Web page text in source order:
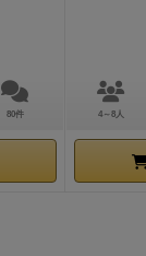
80件 4～8人